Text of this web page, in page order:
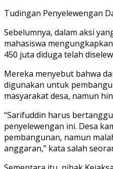
Tudingan Penyelewengan
Sebelumnya, dalam aksi
mahasiswa
450 juta diduga telah
Mereka menyebut bahwa
digunakan untuk
masyarakat desa, namun
“Sarifuddin harus
penyelewengan ini. Desa
pembangunan, namun
anggaran,” kata salah